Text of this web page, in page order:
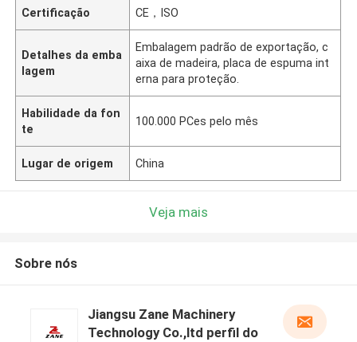
Certificação CE，ISO
Detalhes da emba
lagem
Embalagem padrão de exportação, c
aixa de madeira, placa de espuma int
erna para proteção.
Habilidade da fon
te
100.000 PCes pelo mês
Lugar de origem China
Veja mais
Sobre nós
Jiangsu Zane Machinery
Technology Co.,ltd perfil do